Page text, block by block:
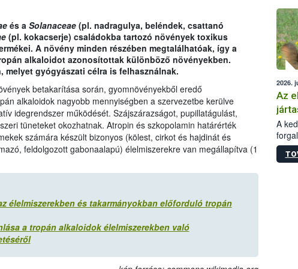
és a Solanaceae (pl. nadragulya, beléndek, csattanó
(pl. kokacserje) családokba tartozó növények toxikus
A növény minden részében megtalálhatóak, így a
alkaloidot azonosítottak különböző növényekben.
melyet gyógyászati célra is felhasználnak.
betakarítása során, gyomnövényekből eredő
alkaloidok nagyobb mennyiségben a szervezetbe kerülve
idegrendszer működését. Szájszárazságot, pupillatágulást,
tüneteket okozhatnak. Atropin és szkopolamin határérték
számára készült bizonyos (kölest, cirkot és hajdinát és
feldolgozott gabonaalapú) élelmiszerekre van megállapítva (1
élelmiszerekben és takarmányokban előforduló tropán
a tropán alkaloidok élelmiszerekben való
2026.
Az
A